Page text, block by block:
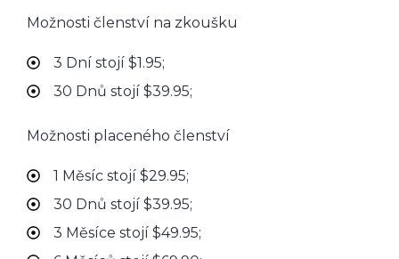
Možnosti členství na zkoušku
3 Dní stojí $1.95;
30 Dnů stojí $39.95;
Možnosti placeného členství
1 Měsíc stojí $29.95;
30 Dnů stojí $39.95;
3 Měsíce stojí $49.95;